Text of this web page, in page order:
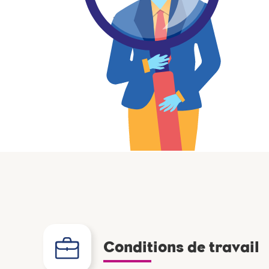
Conditions de travail